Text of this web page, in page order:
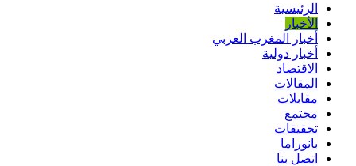
الرئيسية
الأخبار
أخبار المغرب العربي
أخبار دولية
الاقتصاد
المقالات
مقابلات
مجتمع
تحقيقات
بانوراما
اتصل بنا